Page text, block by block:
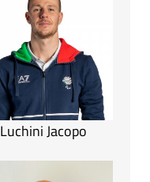
Luchini Jacopo